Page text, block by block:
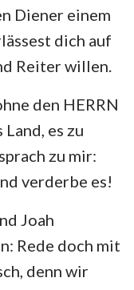
Diener einem
dich auf
Reiter willen.
den HERRN
es zu
zu mir:
verderbe es!
Joah
Rede doch mit
denn wir